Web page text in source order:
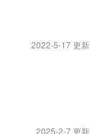
2022-5-17 更新
2025-2-7 更新